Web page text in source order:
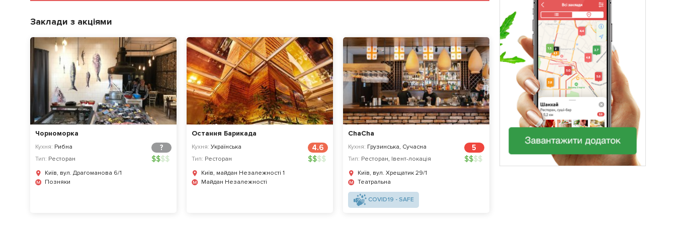
Заклади з акціями
Чорноморка
Кухня: Рибна
Тип: Ресторан
?
$$$$
Київ, вул. Драгоманова 6/1
Позняки
Остання Барикада
Кухня: Українська
Тип: Ресторан
4.6
$$$$
Київ, майдан Незалежності 1
Майдан Незалежності
ChaCha
Кухня: Грузинська, Сучасна
Тип: Ресторан, Івент-локація
5
$$$$
Київ, вул. Хрещатик 29/1
Театральна
COVID19 - SAFE